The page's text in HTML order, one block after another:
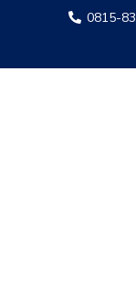
0815-